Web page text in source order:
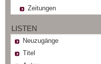
Zeitungen
LISTEN
Neuzugänge
Titel